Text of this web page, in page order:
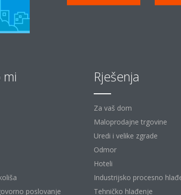
poslovanje
Rješenja
Za vaš dom
Maloprodajne trgovine
Uredi i velike zgrade
Odmor
Hoteli
Industrijsko procesno
Tehničko hlađenje